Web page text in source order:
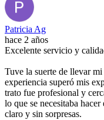
Patricia Ag
hace 2 años
Excelente servicio y
Tuve la suerte de llevar
experiencia superó mis
trato fue profesional y
lo que se necesitaba
claro y sin sorpresas.